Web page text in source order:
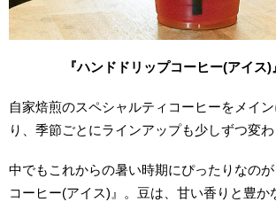
『ハンドドリップコーヒー(アイス)
自家焙煎のスペシャルティコーヒーをメイ
り、季節ごとにラインアップも少しずつ変わ
中でもこれからの暑い時期にぴったりなの
コーヒー(アイス)』。豆は、甘い香りと豊か